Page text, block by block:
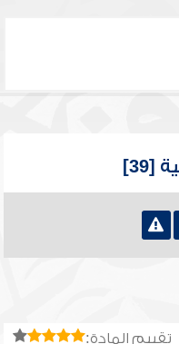
تقييم المادة: